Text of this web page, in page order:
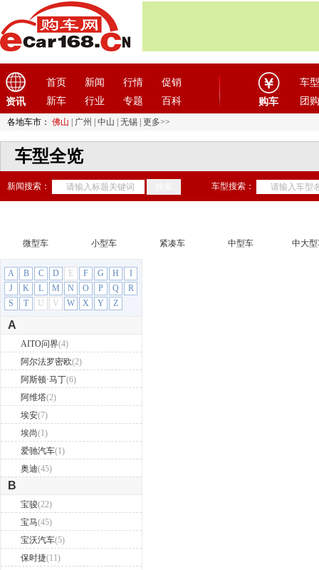
资讯
首页 新闻 行情
促销
新车
行业 专题 百科 购车
车型
团购
各地车市： 佛山 广州 中山 无锡 更多>>
车型全览
新闻搜索： 车型搜索：
微型车 小型车 紧凑车 中型车 中大
A B C D E F G H
I
J
K L M N O P Q
R
S
T U V W X Y Z
A
AITO问界(4)
阿尔法罗密欧(2)
阿斯顿·马丁(6)
阿维塔(2)
埃安(7)
埃尚(1)
爱驰汽车(1)
奥迪(45)
B
宝骏(22)
宝马(45)
宝沃汽车(5)
保时捷(11)